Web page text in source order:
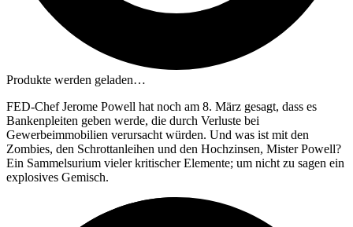
Produkte werden geladen…
FED-Chef Jerome Powell hat noch am 8. März gesagt, dass es
Bankenpleiten geben werde, die durch Verluste bei
Gewerbeimmobilien verursacht würden. Und was ist mit den
Zombies, den Schrottanleihen und den Hochzinsen, Mister Powell?
Ein Sammelsurium vieler kritischer Elemente; um nicht zu sagen ein
explosives Gemisch.